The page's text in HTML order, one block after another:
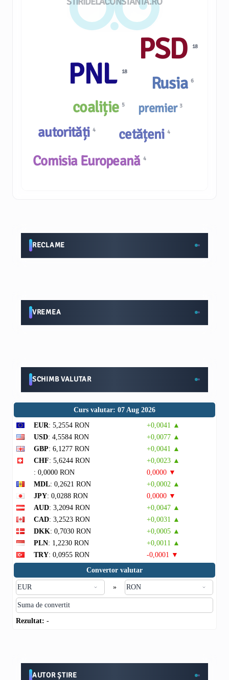
cetățeni 4
coaliție 5 premier 3
PSD 18
PNL 18
autorități 4
Comisia Europeană 4
Rusia6
RECLAME
VREMEA
SCHIMB VALUTAR
Curs valutar: 07 Aug 2026
EUR: 5,2554 RON
+0,0041 ▲
USD: 4,5584 RON
+0,0077 ▲
GBP: 6,1277 RON
+0,0041 ▲
CHF: 5,6244 RON
+0,0023 ▲
: 0,0000 RON
0,0000 ▼
MDL: 0,2621 RON
+0,0002 ▲
JPY: 0,0288 RON
0,0000 ▼
AUD: 3,2094 RON
+0,0047 ▲
CAD: 3,2523 RON
+0,0031 ▲
DKK: 0,7030 RON
+0,0005 ▲
PLN: 1,2230 RON
+0,0011 ▲
TRY: 0,0955 RON
-0,0001 ▼
Convertor valutar
»
Rezultat: -
AUTOR ȘTIRE